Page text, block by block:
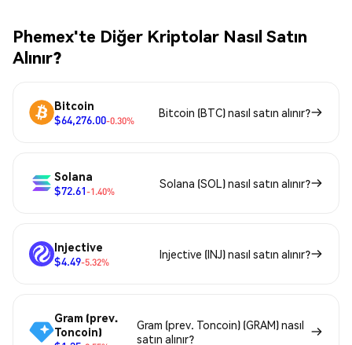
Phemex'te Diğer Kriptolar Nasıl Satın
Alınır?
Bitcoin
$64,276.00-0.30%
Bitcoin (BTC) nasıl satın alınır?
Solana
$72.61-1.40%
Solana (SOL) nasıl satın alınır?
Injective
$4.49-5.32%
Injective (INJ) nasıl satın alınır?
Gram (prev.
Toncoin)
Gram (prev. Toncoin) (GRAM) nasıl
satın alınır?